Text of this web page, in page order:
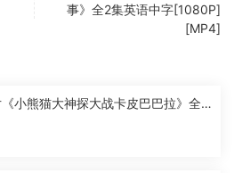
事》全2集英语中字[1080P]
[MP4]
小熊猫大神探大战卡皮巴巴拉》全2